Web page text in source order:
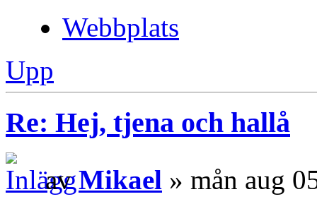
Webbplats
Upp
Re: Hej, tjena och hallå
avMikael » mån aug